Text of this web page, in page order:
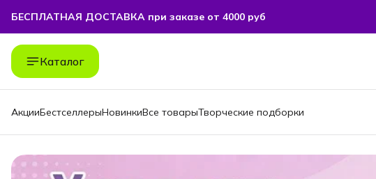
БЕСПЛАТНАЯ ДОСТАВКА при заказе от 4000 руб
БЕСПЛАТНАЯ ДОСТАВКА при заказе от 4000 руб
Каталог
АкцииБестселлерыНовинкиВсе товарыТворческие подборки